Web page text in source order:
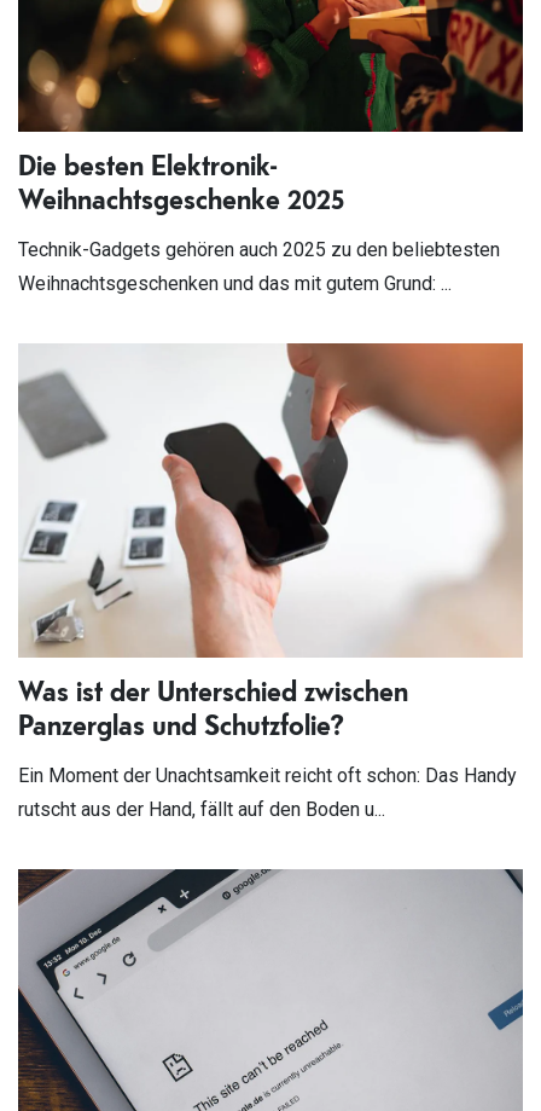
Die besten Elektronik-
Weihnachtsgeschenke 2025
Technik-Gadgets gehören auch 2025 zu den beliebtesten
Weihnachtsgeschenken und das mit gutem Grund: ...
Was ist der Unterschied zwischen
Panzerglas und Schutzfolie?
Ein Moment der Unachtsamkeit reicht oft schon: Das Handy
rutscht aus der Hand, fällt auf den Boden u...